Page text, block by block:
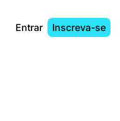
Entrar Inscreva-se